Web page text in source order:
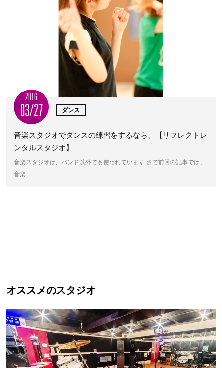
2016
03/27 ダンス
音楽スタジオでダンスの練習をするなら、【リフレクトレ
ンタルスタジオ】
音楽スタジオは、バンド以外でも使われています さて前回の記事では、
音楽...
オススメのスタジオ